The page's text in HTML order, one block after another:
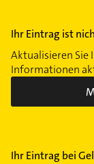
Ihr Eintrag ist
Aktualisieren Sie
Informationen
Ihr Eintrag bei